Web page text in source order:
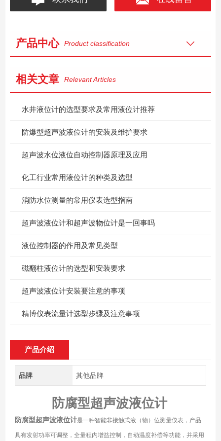
产品中心 Product classification
相关文章 Relevant Articles
水井液位计的选型要求及常用液位计推荐
防爆型超声波液位计的安装及维护要求
超声波水位液位自动控制器原理及应用
化工行业常用液位计的种类及选型
消防水位测量的常用仪表选型指南
超声波液位计和超声波物位计是一回事吗
​液位控制器的作用及常见类型
磁翻柱液位计的选型和安装要求
超声波液位计安装要注意的事项
精博仪表流量计选型步骤及注意事项
产品介绍
品牌 其他品牌
防腐型超声波液位计
防腐型超声波液位计是一种智能非接触式液（物）位测量仪表，产品
具有发射功率可调整，全量程内增益控制，自动温度补偿等功能，并采用